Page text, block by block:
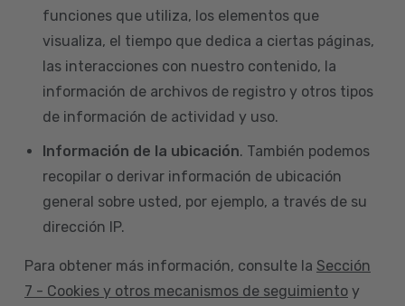
funciones que utiliza, los elementos que
visualiza, el tiempo que dedica a ciertas páginas,
las interacciones con nuestro contenido, la
información de archivos de registro y otros tipos
de información de actividad y uso.
Información de la ubicación. También podemos
recopilar o derivar información de ubicación
general sobre usted, por ejemplo, a través de su
dirección IP.
Para obtener más información, consulte la Sección
7 - Cookies y otros mecanismos de seguimiento y